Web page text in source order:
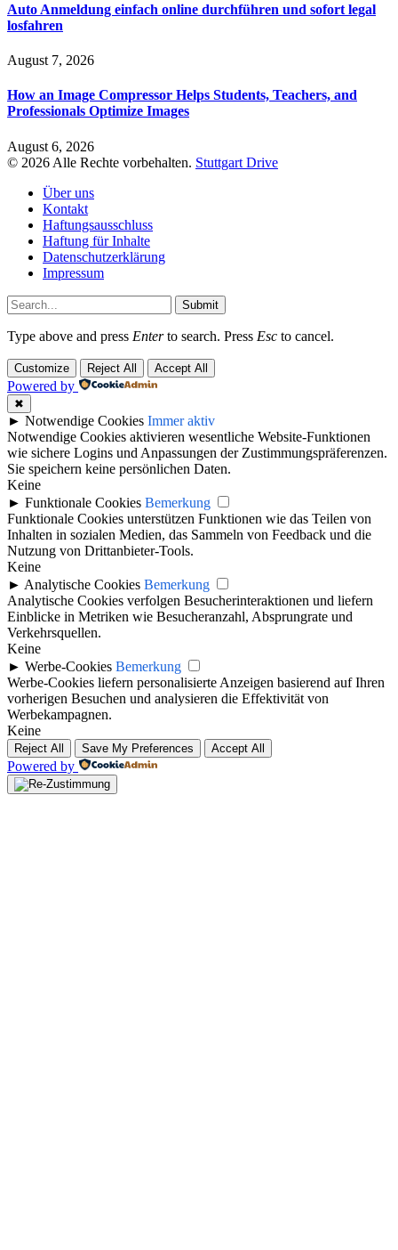
Auto Anmeldung einfach online durchführen und sofort legal
losfahren
August 7, 2026
How an Image Compressor Helps Students, Teachers, and
Professionals Optimize Images
August 6, 2026
© 2026 Alle Rechte vorbehalten. Stuttgart Drive
Über uns
Kontakt
Haftungsausschluss
Haftung für Inhalte
Datenschutzerklärung
Impressum
Submit
Type above and press Enterto search. Press Esc to cancel.
Customize Reject All Accept All
Powered by
✖
► Notwendige Cookies Immer aktiv
Notwendige Cookies aktivieren wesentliche Website-Funktionen
wie sichere Logins und Anpassungen der Zustimmungspräferenzen.
Sie speichern keine persönlichen Daten.
Keine
► Funktionale Cookies Bemerkung
Funktionale Cookies unterstützen Funktionen wie das Teilen von
Inhalten in sozialen Medien, das Sammeln von Feedback und die
Nutzung von Drittanbieter-Tools.
Keine
► Analytische Cookies Bemerkung
Analytische Cookies verfolgen Besucherinteraktionen und liefern
Einblicke in Metriken wie Besucheranzahl, Absprungrate und
Verkehrsquellen.
Keine
► Werbe-Cookies Bemerkung
Werbe-Cookies liefern personalisierte Anzeigen basierend auf Ihren
vorherigen Besuchen und analysieren die Effektivität von
Werbekampagnen.
Keine
Reject All Save My Preferences Accept All
Powered by